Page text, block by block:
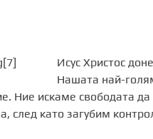
Исус Христос
Нашата най-
Ние искаме свободата
след като загубим